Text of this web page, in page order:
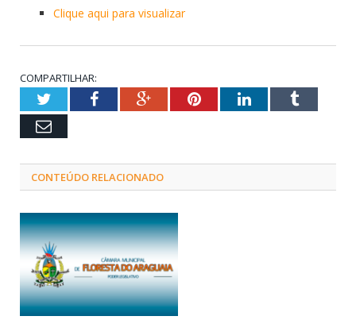
Clique aqui para visualizar
COMPARTILHAR:
TwitterFacebookGoogle+PinterestLinkedInTumblr
Email
CONTEÚDO RELACIONADO